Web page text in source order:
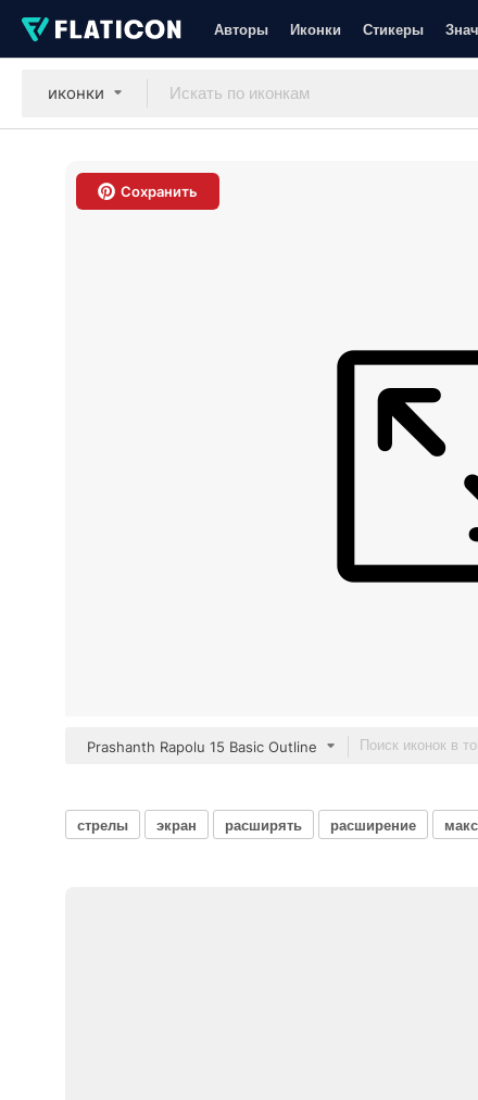
Авторы Иконки Стикеры
иконки
Сохранить
Prashanth Rapolu 15 Basic Outline
стрелы экран расширять расширение